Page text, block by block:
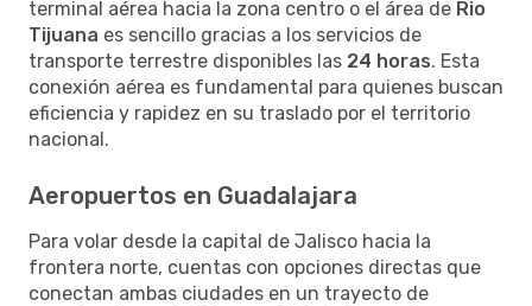
terminal aérea hacia la zona centro o el área de Rio
Tijuana es sencillo gracias a los servicios de
transporte terrestre disponibles las 24 horas. Esta
conexión aérea es fundamental para quienes buscan
eficiencia y rapidez en su traslado por el territorio
nacional.
Aeropuertos en Guadalajara
Para volar desde la capital de Jalisco hacia la
frontera norte, cuentas con opciones directas que
conectan ambas ciudades en un trayecto de